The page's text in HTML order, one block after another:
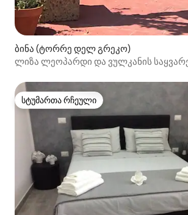
ბინა (ტორრე დელ გრეკო)
ლიზა ლეოპარდი და ვულკანის
სტუმართა რჩეული
სტუმართა რჩეული